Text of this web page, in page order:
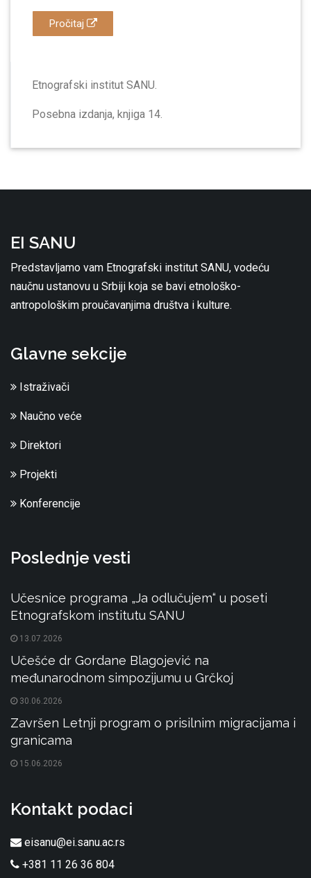
Pročitaj
Etnografski institut SANU.
Posebna izdanja, knjiga 14.
EI SANU
Predstavljamo vam Etnografski institut SANU, vodeću
naučnu ustanovu u Srbiji koja se bavi etnološko-
antropološkim proučavanjima društva i kulture.
Glavne sekcije
Istraživači
Naučno veće
Direktori
Projekti
Konferencije
Poslednje vesti
Učesnice programa „Ja odlučujem“ u poseti
Etnografskom institutu SANU
13.07.2026
Učešće dr Gordane Blagojević na
međunarodnom simpozijumu u Grčkoj
30.06.2026
Završen Letnji program o prisilnim migracijama i
granicama
15.06.2026
Kontakt podaci
eisanu@ei.sanu.ac.rs
+381 11 26 36 804